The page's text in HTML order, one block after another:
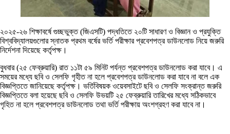
২০২৫-২৬ শিক্ষাবর্ষে গুচ্ছভুক্ত (জিএসটি) পদ্ধতিতে ২০টি সাধারণ ও বিজ্ঞান ও প্রযুক্তি
বিশ্ববিদ্যালয়গুলোর স্নাতক প্রথম বর্ষের ভর্তি পরীক্ষার প্রবেশপত্র ডাউনলোড নিয়ে জরুরি
নির্দেশনা দিয়েছে কর্তৃপক্ষ।
বুধবার (২৫ ফেব্রুয়ারি) রাত ১১টা ৫৯ মিনিট পর্যন্ত প্রবেশপত্র ডাউনলোড করা যাবে। এ
সময়ের মধ্যে ছবি ও সেলফি গৃহীত না হলে প্রবেশপত্র ডাউনলোড করা যাবে না বলে এক
বিজ্ঞপ্তিতে জানিয়েছে কর্তৃপক্ষ। ভর্তিবিষয়ক ওয়েবসাইটে ছবি ও সেলফি সংক্রান্ত জরুরি
বিজ্ঞপ্তিতে বলা হয়েছে ছবি ও সেলফি উভয়টি ২৫ ফেব্রুয়ারি তারিখের মধ্যে সঠিকভাবে
গৃহিত না হলে প্রবেশপত্র ডাউনলোড তথা ভর্তি পরীক্ষায় অংশগ্রহণ করা যাবে না।